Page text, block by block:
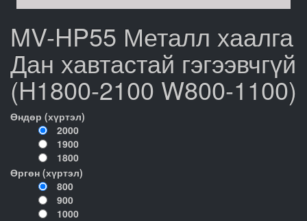
MV-HP55 Металл хаалга
Дан хавтастай гэгээвчгүй
(H1800-2100 W800-1100)
Өндөр (хүртэл)
2000
1900
1800
Өргөн (хүртэл)
800
900
1000